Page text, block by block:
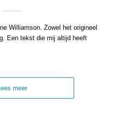
Williamson. Zowel het origineel
Een tekst die mij altijd heeft
meer